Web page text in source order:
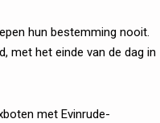
hun bestemming nooit.
met het einde van de dag in
met Evinrude-